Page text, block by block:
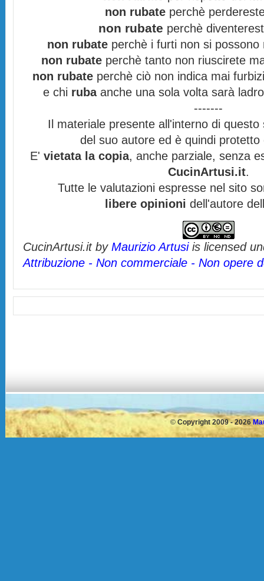
non rubate perchè
non rubate perchè
non rubate perchè i furti non si
non rubate perchè tanto non riuscirete
non rubate perchè ciò non indica mai
e chi rubaanche una sola volta sarà
-------
Il materiale presente all'interno di
del suo autore ed è quindi
E' vietata la copia, anche parziale, senza
CucinArtusi.it.
Tutte le valutazioni espresse nel sito
libere opinioni dell'autore
CucinArtusi.itby Maurizio Artusiis licensed
Attribuzione - Non commerciale - Non opere
© Copyright 2009 - 2026